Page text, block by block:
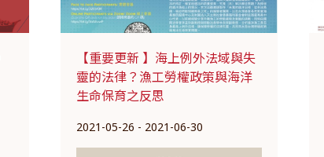
【重要更新 】海上例外法域與失
靈的法律？漁工勞權政策與海洋
生命保育之反思
2021-05-26 - 2021-06-30